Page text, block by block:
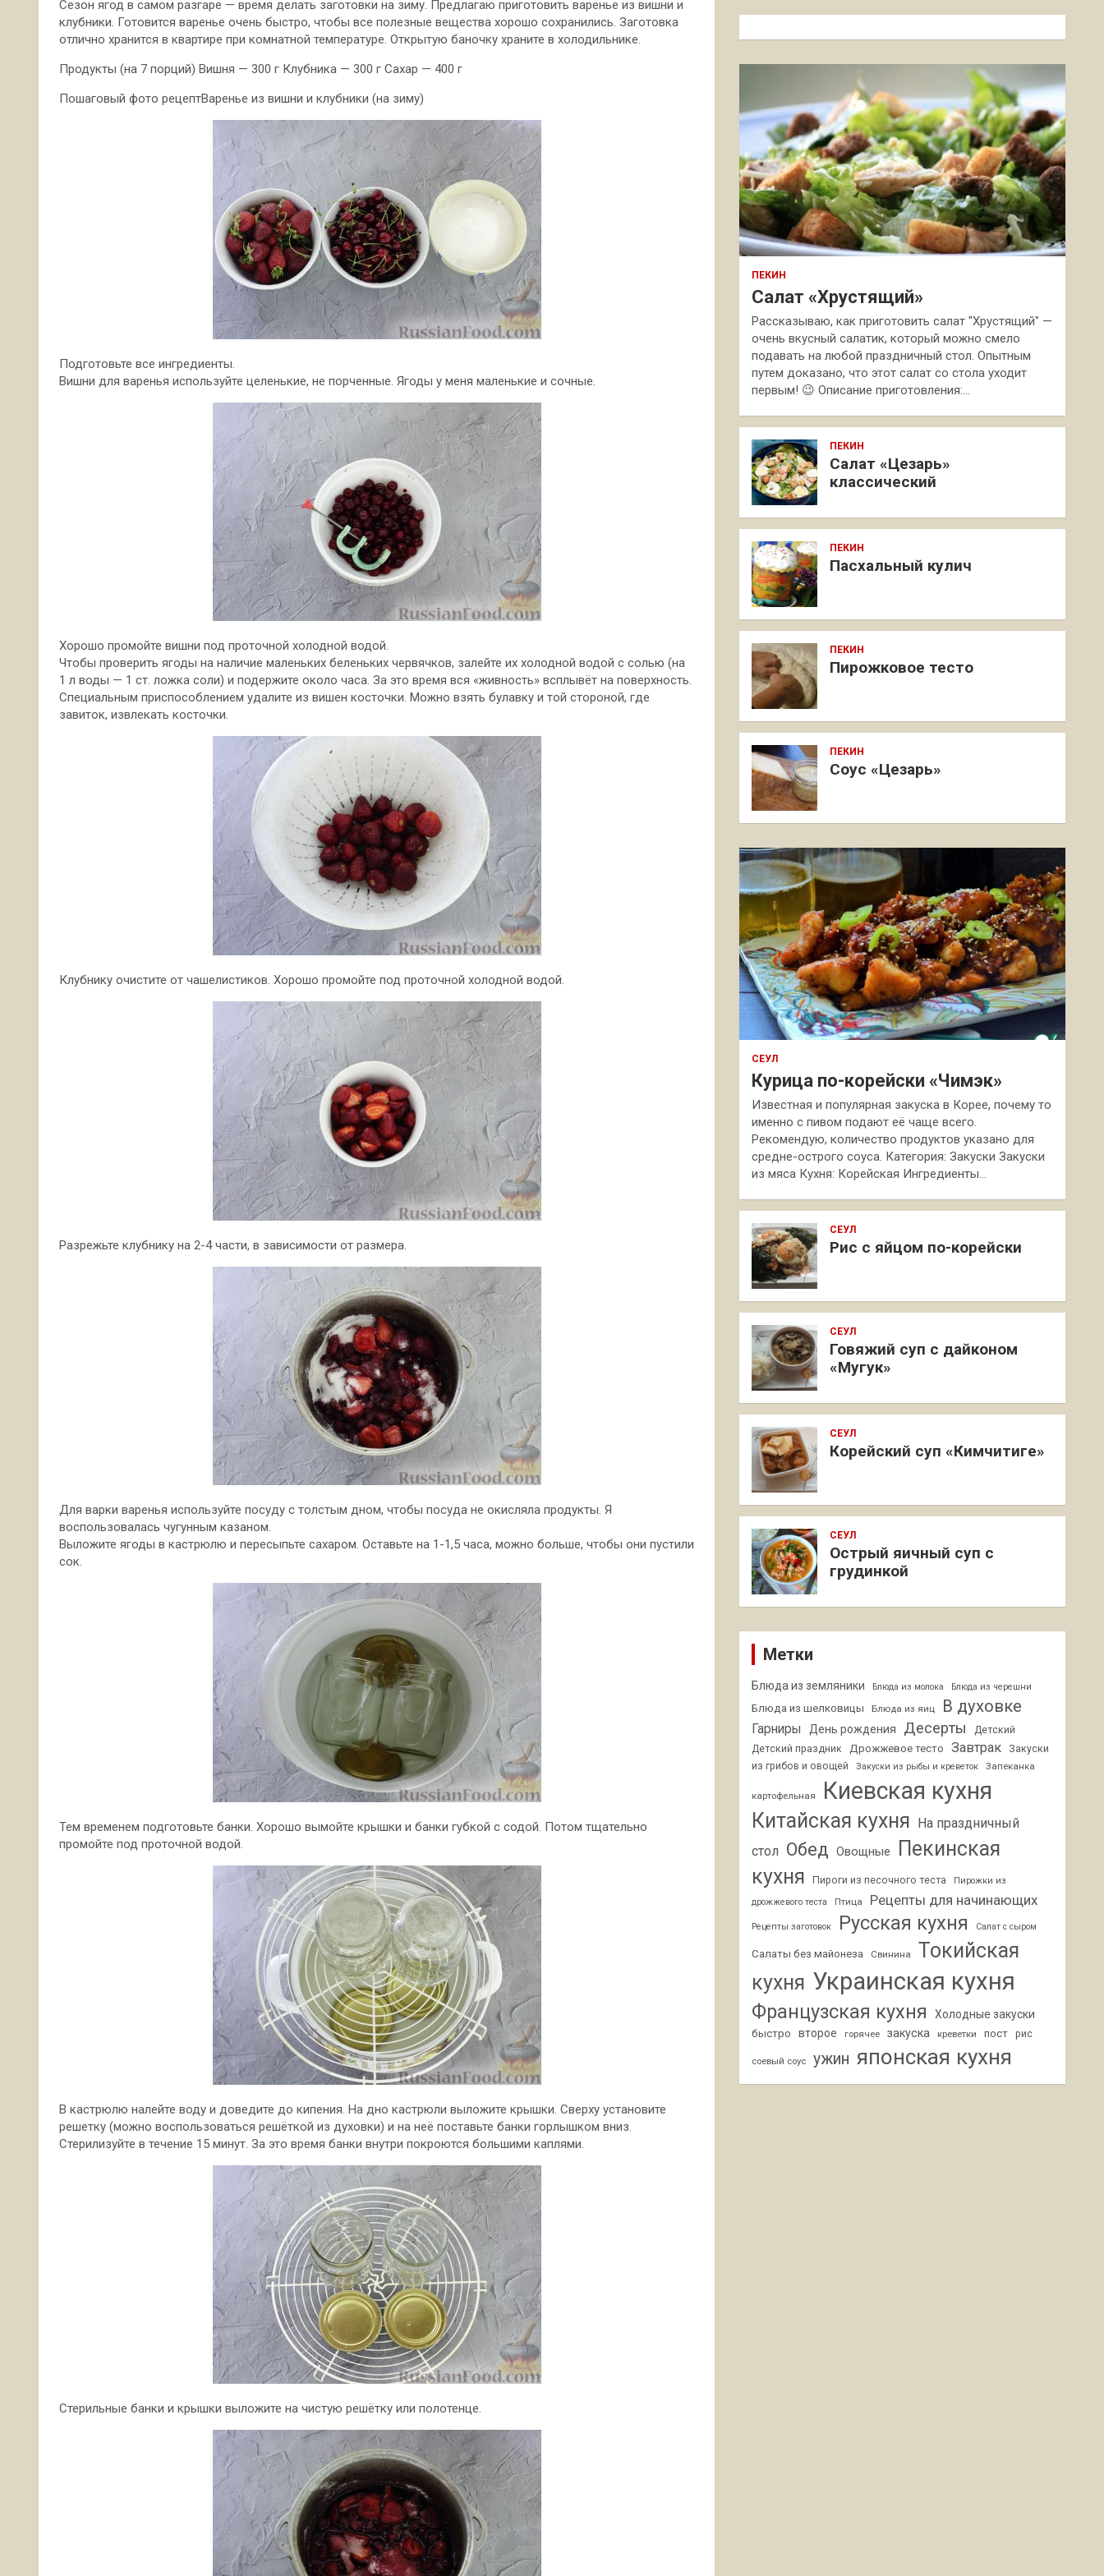
Сезон ягод в самом разгаре — время делать заготовки на зиму. Предлагаю приготовить варенье из вишни и
клубники. Готовится варенье очень быстро, чтобы все полезные вещества хорошо сохранились. Заготовка
отлично хранится в квартире при комнатной температуре. Открытую баночку храните в холодильнике.
Продукты (на 7 порций) Вишня — 300 г Клубника — 300 г Сахар — 400 г
Пошаговый фото рецептВаренье из вишни и клубники (на зиму)
Подготовьте все ингредиенты.
Вишни для варенья используйте целенькие, не порченные. Ягоды у меня маленькие и сочные.
Хорошо промойте вишни под проточной холодной водой.
Чтобы проверить ягоды на наличие маленьких беленьких червячков, залейте их холодной водой с солью (на
1 л воды — 1 ст. ложка соли) и подержите около часа. За это время вся «живность» всплывёт на поверхность.
Специальным приспособлением удалите из вишен косточки. Можно взять булавку и той стороной, где
завиток, извлекать косточки.
Клубнику очистите от чашелистиков. Хорошо промойте под проточной холодной водой.
Разрежьте клубнику на 2-4 части, в зависимости от размера.
Для варки варенья используйте посуду с толстым дном, чтобы посуда не окисляла продукты. Я
воспользовалась чугунным казаном.
Выложите ягоды в кастрюлю и пересыпьте сахаром. Оставьте на 1-1,5 часа, можно больше, чтобы они пустили
сок.
Тем временем подготовьте банки. Хорошо вымойте крышки и банки губкой с содой. Потом тщательно
промойте под проточной водой.
В кастрюлю налейте воду и доведите до кипения. На дно кастрюли выложите крышки. Сверху установите
решетку (можно воспользоваться решёткой из духовки) и на неё поставьте банки горлышком вниз.
Стерилизуйте в течение 15 минут. За это время банки внутри покроются большими каплями.
Стерильные банки и крышки выложите на чистую решётку или полотенце.
к
ПЕКИН
Салат «Хрустящий»
Рассказываю, как приготовить салат "Хрустящий" —
очень вкусный салатик, который можно смело
подавать на любой праздничный стол. Опытным
путем доказано, что этот салат со стола уходит
первым! 😉 Описание приготовления:…
ПЕКИН
Салат «Цезарь»
классический
ПЕКИН
Пасхальный кулич
ПЕКИН
Пирожковое тесто
ПЕКИН
Соус «Цезарь»
СЕУЛ
Курица по-корейски «Чимэк»
Известная и популярная закуска в Корее, почему то
именно с пивом подают её чаще всего.
Рекомендую, количество продуктов указано для
средне-острого соуса. Категория: Закуски Закуски
из мяса Кухня: Корейская Ингредиенты…
СЕУЛ
Рис с яйцом по-корейски
СЕУЛ
Говяжий суп с дайконом
«Мугук»
СЕУЛ
Корейский суп «Кимчитиге»
СЕУЛ
Острый яичный суп с
грудинкой
Метки
Блюда из земляники Блюда из молока Блюда из черешни
Блюда из шелковицы Блюда из яиц В духовке
Гарниры День рождения Десерты
Детский
Детский праздник
Дрожжевое тесто Завтрак
Закуски
из грибов и овощей
Закуски из рыбы и креветок Запеканка
картофельная Киевская кухня
Китайская кухня На праздничный
стол Обед Овощные
Пекинская
кухня
Пироги из песочного теста
Пирожки из
дрожжевого теста
Птица Рецепты для начинающих
Рецепты заготовок Русская кухня Салат с сыром
Салаты без майонеза Свинина
Токийская
кухня Украинская кухня
Французская кухня Холодные закуски
быстро второе горячее закуска креветки пост рис
соевый соус ужин японская кухня